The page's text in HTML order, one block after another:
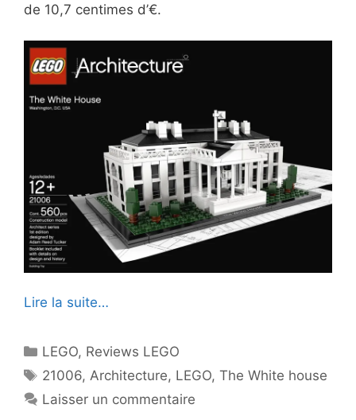
de 10,7 centimes d’€.
Lire la suite…
Catégories
LEGO, Reviews LEGO
Étiquettes
21006,Architecture, LEGO,The White house
Laisser un commentaire